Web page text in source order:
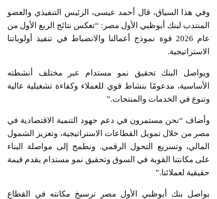
وفي هذا السياق، قال أحمد عيسى، الرئيس التنفيذي والعضو
المنتدب لبنك أبوظبي الأول مصر: “تعكس نتائج الربع الأول من
عام 2026 قوة نموذج أعمالنا والانضباط في تنفيذ أولوياتنا
الاستراتيجية.
ويواصل البنك تحقيق نمو مستدام عبر مختلف أنشطته
الأساسية، مدعومًا بنشاط قوي للعملاء وكفاءة تشغيلية عالية
وتنوع في الخدمات والمنتجات.”
وأضاف “نحن مستمرون في دعم جهود التنمية الاقتصادية في
مصر من خلال تمويل القطاعات الاستراتيجية، وتعزيز الشمول
المالي، وتسريع التحول الرقمي. ونطمح إلى مواصلة البناء
على مكانتنا القوية في السوق وتحقيق نمو مستدام يقدم قيمة
حقيقية لعملائنا.”
يواصل بنك أبوظبي الأول مصر ترسيخ مكانته في القطاع